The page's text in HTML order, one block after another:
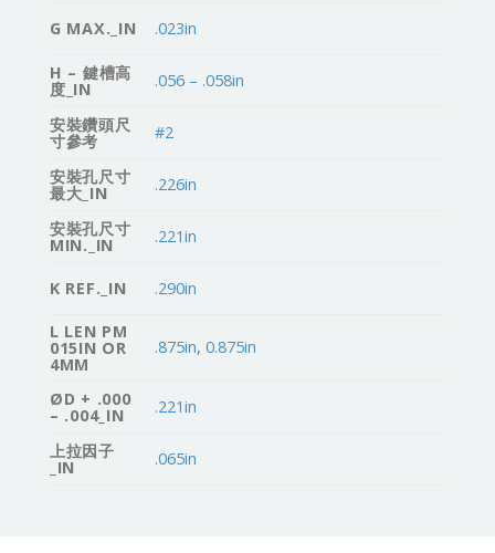
G MAX._IN .023in
H – 鍵槽高
度_IN .056 – .058in
安裝鑽頭尺
寸參考 #2
安裝孔尺寸
最大_IN .226in
安裝孔尺寸
MIN._IN .221in
K REF._IN .290in
L LEN PM
015IN OR
4MM
.875in,0.875in
ØD + .000
– .004_IN .221in
上拉因子
_IN .065in